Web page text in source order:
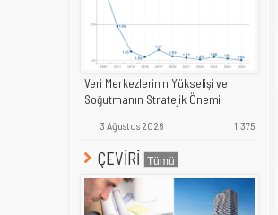
Veri Merkezlerinin Yükselişi ve
Soğutmanın Stratejik Önemi
3 Ağustos 2026 1.375
ÇEVİRİ